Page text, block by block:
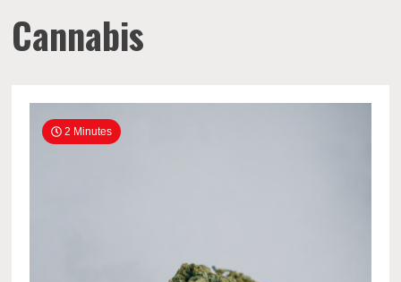
Cannabis
2 Minutes